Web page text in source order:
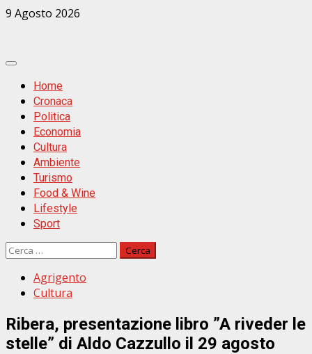
Zum
9 Agosto 2026
Primäres
MenüHome
Cronaca
Politica
Economia
Cultura
Ambiente
Turismo
Food & Wine
Lifestyle
Sport
Ricerca
Agrigento
Cultura
Ribera, presentazione libro ”A riveder le
stelle” di Aldo Cazzullo il 29 agosto